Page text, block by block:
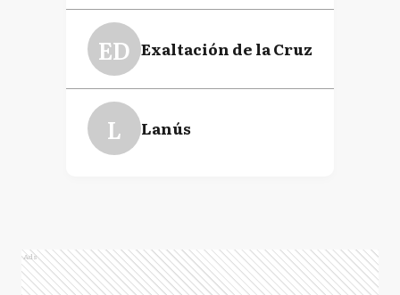
ED Exaltación de la Cruz
L Lanús
Ads